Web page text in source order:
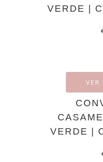
VERDE |
VER
VERDE |